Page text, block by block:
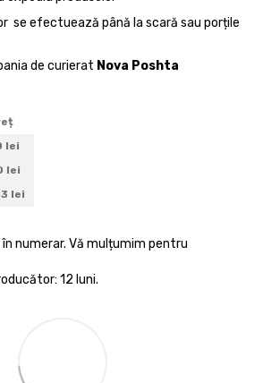
se efectuează până la scară sau porțile
de curierat Nova Poshta
lei
lei
lei
numerar. Vă mulțumim pentru
12 luni.